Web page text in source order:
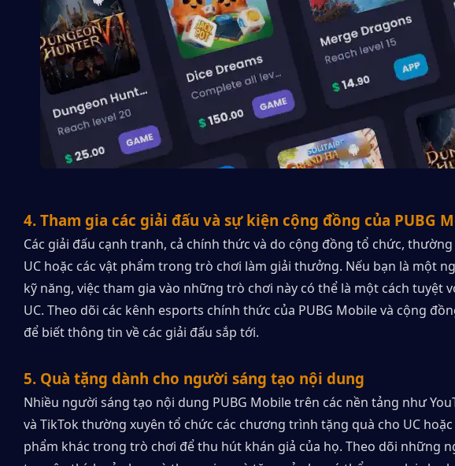
4. Tham gia các giải đấu và sự kiện cộng đồng của PUBG
Các giải đấu cạnh tranh, cả chính thức và do cộng đồng tổ chức,
UC hoặc các vật phẩm trong trò chơi làm giải thưởng. Nếu bạn là một
kỹ năng, việc tham gia vào những trò chơi này có thể là một cách tuyệt
UC. Theo dõi các kênh esports chính thức của PUBG Mobile và cộng
để biết thông tin về các giải đấu sắp tới.
5. Quà tặng dành cho người sáng tạo nội dung
Nhiều người sáng tạo nội dung PUBG Mobile trên các nền tảng như
và TikTok thường xuyên tổ chức các chương trình tặng quà cho UC hoặc
phẩm khác trong trò chơi để thu hút khán giả của họ. Theo dõi những